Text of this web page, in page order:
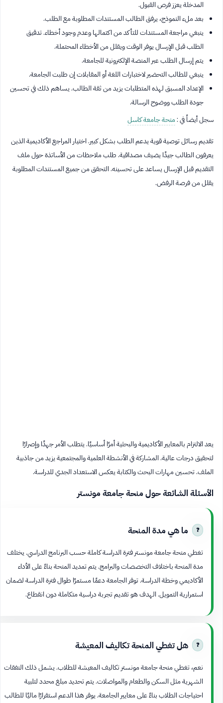
المدخلة يعزز فرص القبول.
بعد ملء النموذج، يرفق الطالب المستندات المطلوبة مع الطلب.
ينبغي مراجعة المستندات للتأكد من اكتمالها وعدم وجود أخطاء. تدقيق
الطلب قبل الإرسال يوفر الوقت ويقلل من الأخطاء المحتملة.
يتم إرسال الطلب عبر المنصة الإلكترونية للجامعة.
ينبغي للطالب التحضير لاختبارات اللغة أو المقابلات إن طلبت الجامعة.
الإعداد المسبق لهذه المتطلبات يزيد من ثقة الطالب. يساهم ذلك في تحسين
جودة الطلب ووضوح الرسالة.
سجل أيضاً في :منحة جامعة كاسل
تقديم رسائل توصية قوية يدعم الطلب بشكل كبير. اختيار المراجع الأكاديمية الذين
يعرفون الطالب جيدًا يضيف مصداقية. طلب ملاحظات من الأساتذة حول ملف
التقديم قبل الإرسال يساعد على تحسينه. التحقق من جميع المستندات المطلوبة
يقلل من فرصة الرفض.
يعد الالتزام بالمعايير الأكاديمية والبحثية أمرًا أساسيًا. يتطلب الأمر جهدًا وإصرارًا
لتحقيق درجات عالية. المشاركة في الأنشطة العلمية والمجتمعية يزيد من جاذبية
الملف. تحسين مهارات البحث والكتابة يعكس الاستعداد الجدي للدراسة.
الأسئلة الشائعة حول منحة جامعة مونستر
ما هي مدة المنحة
تغطي منحة جامعة مونستر فترة الدراسة كاملة حسب البرنامج الدراسي. يختلف
مدة المنحة باختلاف التخصصات والبرامج. يتم تمديد المنحة بناءً على الأداء
الأكاديمي وخطة الدراسة. توفر الجامعة دعمًا مستمرًا طوال فترة الدراسة لضمان
استمرارية التمويل. الهدف هو تقديم تجربة دراسية متكاملة دون انقطاع.
هل تغطي المنحة تكاليف المعيشة
نعم، تغطي منحة جامعة مونستر تكاليف المعيشة للطلاب. يشمل ذلك النفقات
الشهرية مثل السكن والطعام والمواصلات. يتم تحديد مبلغ محدد لتلبية
احتياجات الطلاب بناءً على معايير الجامعة. يوفر هذا الدعم استقرارًا ماليًا للطالب